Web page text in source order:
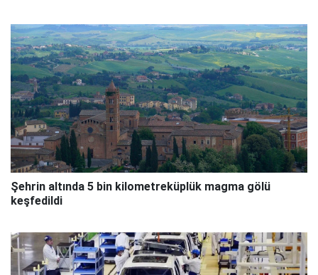
Şehrin altında 5 bin kilometreküplük magma gölü
keşfedildi